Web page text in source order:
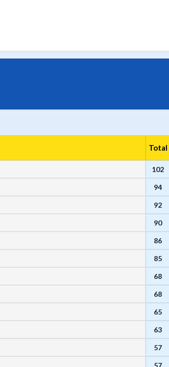
Total
102
94
92
90
86
85
68
68
65
63
57
57